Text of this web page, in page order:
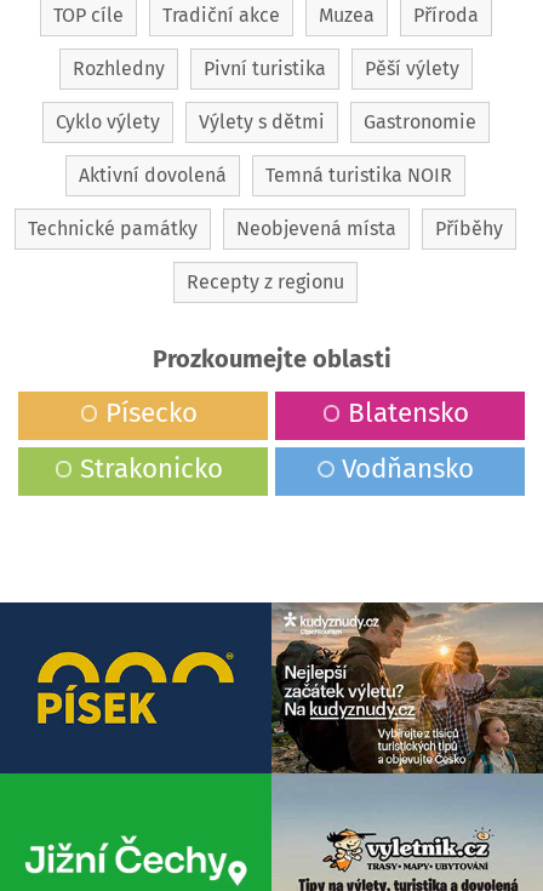
TOP cíle Tradiční akce Muzea Příroda
Rozhledny Pivní turistika Pěší výlety
Cyklo výlety Výlety s dětmi Gastronomie
Aktivní dovolená Temná turistika NOIR
Technické památky Neobjevená místa Příběhy
Recepty z regionu
Prozkoumejte oblasti
Písecko
Blatensko
Strakonicko
Vodňansko